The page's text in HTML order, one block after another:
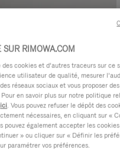
SUR RIMOWA.COM
des cookies et d’autres traceurs sur ce
utilisateur de qualité, mesurer
réseaux sociaux et vous proposer
en savoir plus sur notre politique
ici. Vous pouvez refuser le dépôt des
nécessaires, en cliquant sur «
pouvez également accepter les
» ou cliquer sur « Définir les
paramétrer vos préférences.